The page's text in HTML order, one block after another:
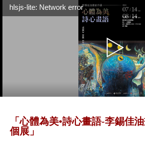
hlsjs-lite: Network error
「心體為美•詩心畫語-李錫佳
個展」